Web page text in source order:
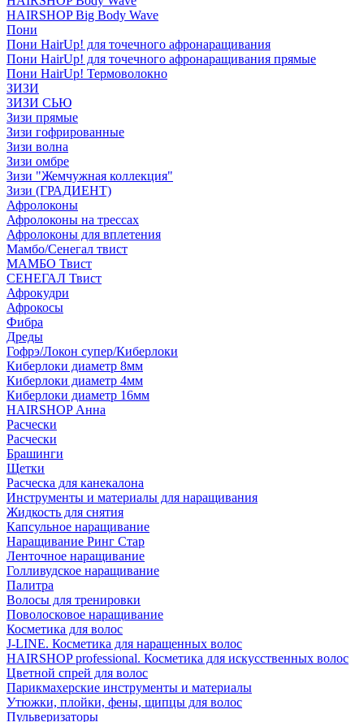
HAIRSHOP Big Body Wave
Пони
Пони HairUp! для точечного афронаращивания
Пони HairUp! для точечного афронаращивания прямые
Пони HairUp! Термоволокно
ЗИЗИ
ЗИЗИ СЬЮ
Зизи прямые
Зизи гофрированные
Зизи волна
Зизи омбре
Зизи "Жемчужная коллекция"
Зизи (ГРАДИЕНТ)
Афролоконы
Афролоконы на трессах
Афролоконы для вплетения
Мамбо/Сенегал твист
МАМБО Твист
СЕНЕГАЛ Твист
Афрокудри
Афрокосы
Фибра
Дреды
Гофрэ/Локон супер/Киберлоки
Киберлоки диаметр 8мм
Киберлоки диаметр 4мм
Киберлоки диаметр 16мм
HAIRSHOP Анна
Расчески
Расчески
Брашинги
Щетки
Расческа для канекалона
Инструменты и материалы для наращивания
Жидкость для снятия
Капсульное наращивание
Наращивание Ринг Стар
Ленточное наращивание
Голливудское наращивание
Палитра
Волосы для тренировки
Поволосковое наращивание
Косметика для волос
J-LINE. Косметика для наращенных волос
HAIRSHOP professional. Косметика для искусственных волос
Цветной спрей для волос
Парикмахерские инструменты и материалы
Утюжки, плойки, фены, щипцы для волос
Пульверизаторы